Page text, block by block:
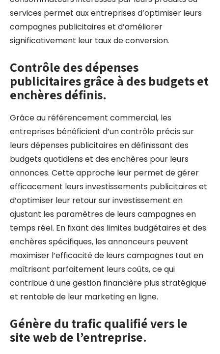
services permet aux entreprises d’optimiser leurs
campagnes publicitaires et d’améliorer
significativement leur taux de conversion.
Contrôle des dépenses
publicitaires grâce à des budgets et
enchères définis.
Grâce au référencement commercial, les
entreprises bénéficient d’un contrôle précis sur
leurs dépenses publicitaires en définissant des
budgets quotidiens et des enchères pour leurs
annonces. Cette approche leur permet de gérer
efficacement leurs investissements publicitaires et
d’optimiser leur retour sur investissement en
ajustant les paramètres de leurs campagnes en
temps réel. En fixant des limites budgétaires et des
enchères spécifiques, les annonceurs peuvent
maximiser l’efficacité de leurs campagnes tout en
maîtrisant parfaitement leurs coûts, ce qui
contribue à une gestion financière plus stratégique
et rentable de leur marketing en ligne.
Génère du trafic qualifié vers le
site web de l’entreprise.